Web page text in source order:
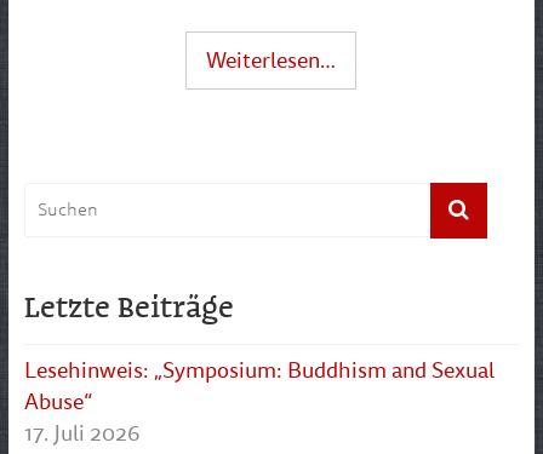
Weiterlesen…
Letzte Beiträge
Lesehinweis: „Symposium: Buddhism and Sexual
Abuse“
17. Juli 2026